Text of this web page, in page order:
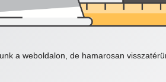
a weboldalon, de hamarosan